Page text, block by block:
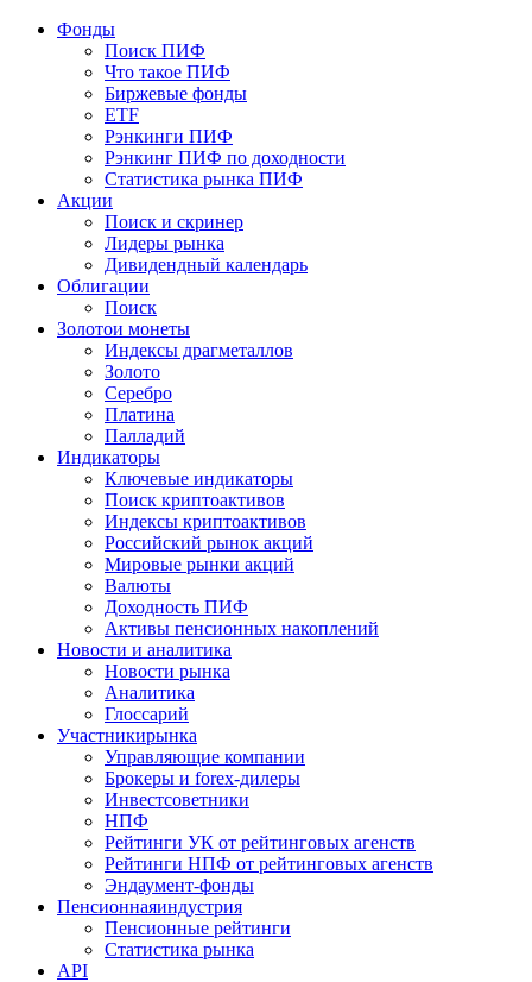
Фонды
Поиск ПИФ
Что такое ПИФ
Биржевые фонды
ETF
Рэнкинги ПИФ
Рэнкинг ПИФ по доходности
Статистика рынка ПИФ
Акции
Поиск и скринер
Лидеры рынка
Дивидендный календарь
Облигации
Поиск
Золотои монеты
Индексы драгметаллов
Золото
Серебро
Платина
Палладий
Индикаторы
Ключевые индикаторы
Поиск криптоактивов
Индексы криптоактивов
Российский рынок акций
Мировые рынки акций
Валюты
Доходность ПИФ
Активы пенсионных накоплений
Новости и аналитика
Новости рынка
Аналитика
Глоссарий
Участникирынка
Управляющие компании
Брокеры и forex-дилеры
Инвестсоветники
НПФ
Рейтинги УК от рейтинговых агенств
Рейтинги НПФ от рейтинговых агенств
Эндаумент-фонды
Пенсионнаяиндустрия
Пенсионные рейтинги
Статистика рынка
API